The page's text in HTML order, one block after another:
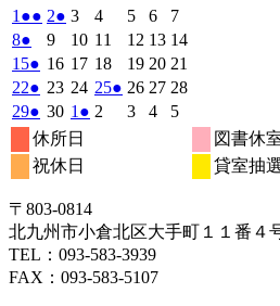
曜
日
曜
日
曜
日
曜
日
曜
日
曜
日
1 2026
年
6
月
1
日
●● (2
件
の
イ
ベ
ン
ト)
22026
年
6
月
2
日
● (1
件
の
イ
ベ
ン
ト)
32026
年
6
月
3
日
42026
年
6
月
4
日
52026
年
6
月
5
日
62026
年
6
月
6
日
72026
年
6
月
7
日
82026
年
6
月
8
日
●
件
の
イ
ベ
ン
ト)
92026
年
6
月
9
日
102026
年
月
10
11
2026
6
月
11
12 2026
年
6
月
12
132026
年
6
月
13
142026
14
152026
年
6
月
15
日
● (1
件
の
イ
ベ
ン
162026
年
6
月
16
日
172026
年
月
182026
年
192026
年
202026
年
6
21
月
222026
年
6
月
22
● (1
件
の
イ
ベ
ト)
232026
年
6
月
23
242026
年
252026
● (1
件
ト)
262026
年
272026
年
282026
6
月
292026
年
6
月
日
● (1
件
の
イ
ベ
ン
ト)
302026
年
6
月
日
1 2026
年
7
月
日
● (1
ベ
ン
ト)
2 2026
32026
42026
52026
年
休所日
図書休
祝休日
貸室抽
〒803‐0814
北九州市小倉北区大手町１１番４
TEL：093‐583‐3939
FAX：093‐583‐5107